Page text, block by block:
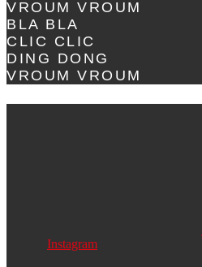
VROUM VROUM
BLA BLA
CLIC CLIC
DING DONG
VROUM VROUM
Instagram